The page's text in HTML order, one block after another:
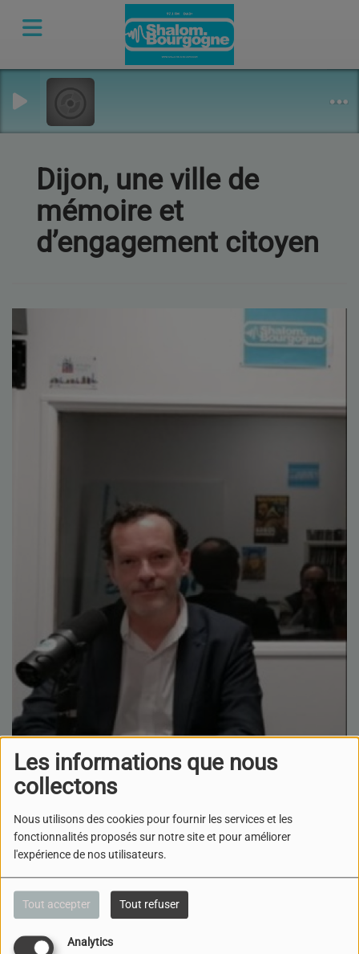
Les informations que nous
collectons
Nous utilisons des cookies pour fournir les services et les
fonctionnalités proposés sur notre site et pour améliorer
l'expérience de nos utilisateurs.
Tout accepter Tout refuser
Analytics
Dijon, une ville de
mémoire et
d’engagement citoyen
02 JUILLET 2025